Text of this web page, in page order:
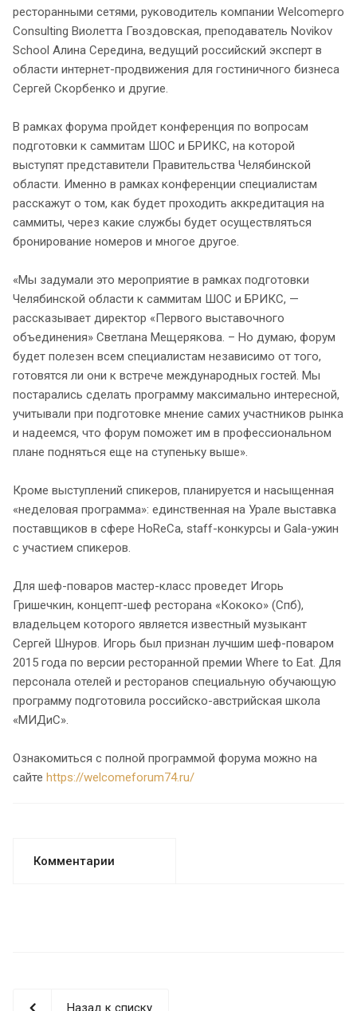
ресторанными сетями, руководитель компании Welcomepro
Consulting Виолетта Гвоздовская, преподаватель Novikov
School Алина Середина, ведущий российский эксперт в
области интернет-продвижения для гостиничного бизнеса
Сергей Скорбенко и другие.
В рамках форума пройдет конференция по вопросам
подготовки к саммитам ШОС и БРИКС, на которой
выступят представители Правительства Челябинской
области. Именно в рамках конференции специалистам
расскажут о том, как будет проходить аккредитация на
саммиты, через какие службы будет осуществляться
бронирование номеров и многое другое.
«Мы задумали это мероприятие в рамках подготовки
Челябинской области к саммитам ШОС и БРИКС, —
рассказывает директор «Первого выставочного
объединения» Светлана Мещерякова. – Но думаю, форум
будет полезен всем специалистам независимо от того,
готовятся ли они к встрече международных гостей. Мы
постарались сделать программу максимально интересной,
учитывали при подготовке мнение самих участников рынка
и надеемся, что форум поможет им в профессиональном
плане подняться еще на ступеньку выше».
Кроме выступлений спикеров, планируется и насыщенная
«неделовая программа»: единственная на Урале выставка
поставщиков в сфере HoReCa, staff-конкурсы и Gala-ужин
с участием спикеров.
Для шеф-поваров мастер-класс проведет Игорь
Гришечкин, концепт-шеф ресторана «Кококо» (Спб),
владельцем которого является известный музыкант
Сергей Шнуров. Игорь был признан лучшим шеф-поваром
2015 года по версии ресторанной премии Where to Eat. Для
персонала отелей и ресторанов специальную обучающую
программу подготовила российско-австрийская школа
«МИДиС».
Ознакомиться с полной программой форума можно на
сайте https://welcomeforum74.ru/
Комментарии
Назад к списку